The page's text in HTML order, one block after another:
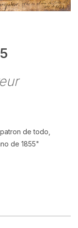
de todo,
de 1855"